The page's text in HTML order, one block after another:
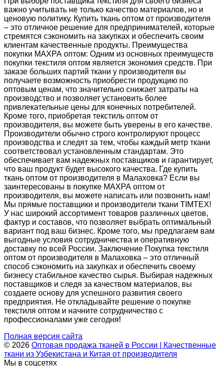
важно учитывать не только качество материалов, но и
ценовую политику. Купить ткань оптом от производителя
– это отличное решение для предпринимателей, которые
стремятся сэкономить на закупках и обеспечить своим
клиентам качественные продукты. Преимущества
покупки МАХРА оптом: Одним из основных преимуществ
покупки текстиля оптом является экономия средств. При
заказе больших партий ткани у производителя вы
получаете возможность приобрести продукцию по
оптовым ценам, что значительно снижает затраты на
производство и позволяет установить более
привлекательные цены для конечных потребителей.
Кроме того, приобретая текстиль оптом от
производителя, вы можете быть уверены в его качестве.
Производители обычно строго контролируют процесс
производства и следят за тем, чтобы каждый метр ткани
соответствовал установленным стандартам. Это
обеспечивает вам надежных поставщиков и гарантирует,
что ваш продукт будет высокого качества. Где купить
ткань оптом от производителя в Малаховка? Если вы
заинтересованы в покупке МАХРА оптом от
производителя, вы можете написать или позвонить нам!
Мы прямые поставщики и производители ткани TIMTEX!
У нас широкий ассортимент товаров различных цветов,
фактур и составов, что позволяет выбрать оптимальный
вариант под ваш бизнес. Кроме того, мы предлагаем вам
выгодные условия сотрудничества и оперативную
доставку по всей России. Заключение Покупка текстиля
оптом от производителя в Малаховка – это отличный
способ сэкономить на закупках и обеспечить своему
бизнесу стабильное качество сырья. Выбирая надежных
поставщиков и следя за качеством материалов, вы
создаете основу для успешного развития своего
предприятия. Не откладывайте решение о покупке
текстиля оптом и начните сотрудничество с
профессионалами уже сегодня!
Полная версия сайта
© 2026 Оптовая продажа тканей в России | Качественные
ткани из Узбекистана и Китая от производителя
Мы в соцсетях